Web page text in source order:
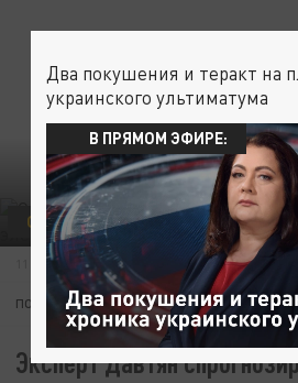
ФОТО: VICTOR
ОБЩЕСТВО ЭКОНОМИКА
11 СЕНТЯБРЯ 19:59
ПОДПИШИТЕСЬ:
Эксперт Давтян
Два покушения и теракт на
украинского ультиматума
В ПРЯМОМ ЭФИРЕ: